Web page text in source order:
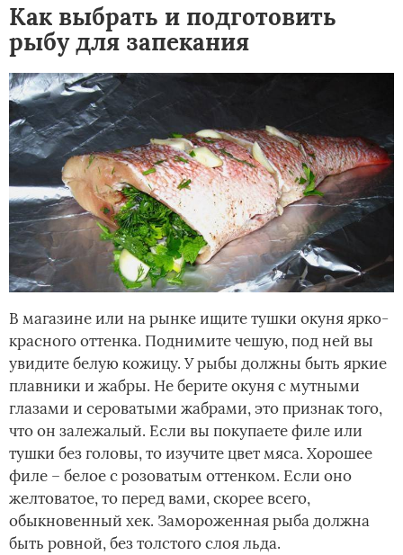
Как выбрать и подготовить
рыбу для запекания
В магазине или на рынке ищите тушки окуня ярко-
красного оттенка. Поднимите чешую, под ней вы
увидите белую кожицу. У рыбы должны быть яркие
плавники и жабры. Не берите окуня с мутными
глазами и сероватыми жабрами, это признак того,
что он залежалый. Если вы покупаете филе или
тушки без головы, то изучите цвет мяса. Хорошее
филе – белое с розоватым оттенком. Если оно
желтоватое, то перед вами, скорее всего,
обыкновенный хек. Замороженная рыба должна
быть ровной, без толстого слоя льда.